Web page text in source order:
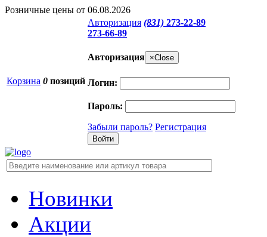
Розничные цены от 06.08.2026
Корзина 0 позиций
Авторизация (831) 273-22-89
273-66-89
Авторизация ×Close
Логин:
Пароль:
Забыли пароль? Регистрация
Новинки
Акции